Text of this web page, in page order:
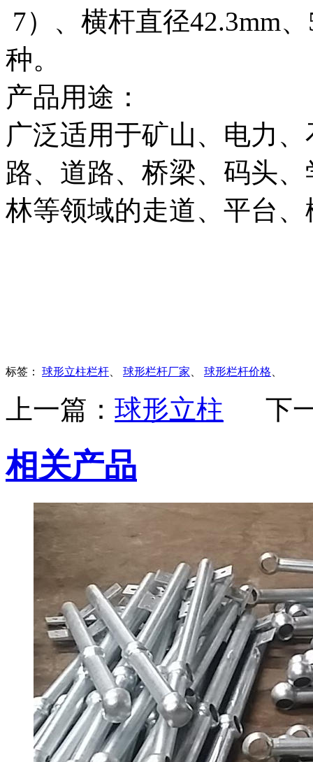
7）、横杆直径42.3mm
种。
产品用途：
广泛适用于矿山、电力
路、道路、桥梁、码头
林等领域的走道、平台
标签： 球形立柱栏杆、 球形栏杆厂家、 球形栏杆价格、
上一篇： 球形立柱 下
相关产品